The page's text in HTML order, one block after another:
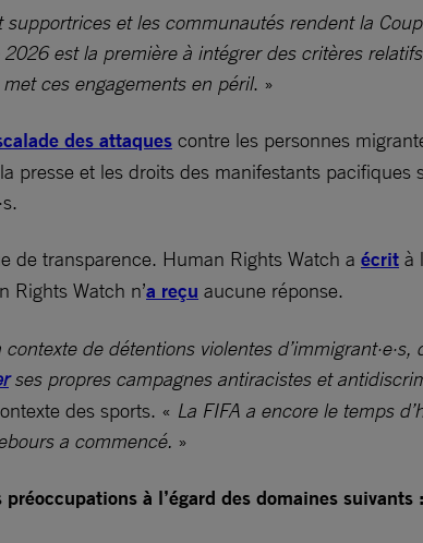
et les communautés rendent la
est la première à intégrer des critères
ces engagements en péril. »
des attaques contre les personnes
et les droits des manifestants
de transparence. Human Rights Watch a écrit à
Rights Watch n’a reçu aucune réponse.
de détentions violentes
ses propres campagnes antiracistes et
des sports. « La FIFA a encore le temps
a commencé. »
à l’égard des domaines suivants :